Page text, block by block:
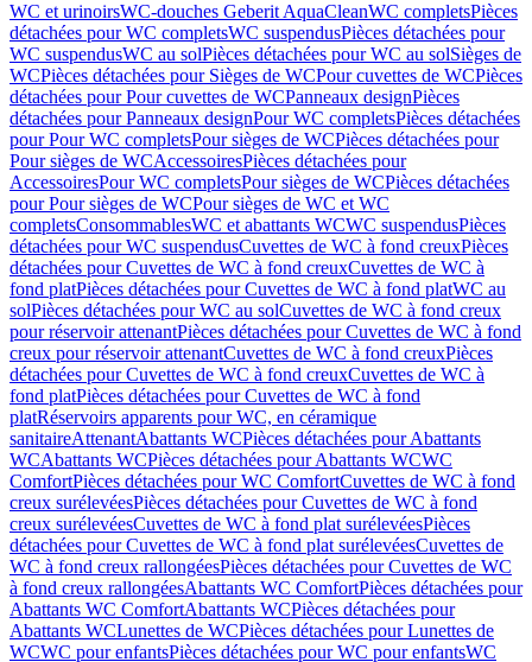
WC et urinoirsWC-douches Geberit AquaCleanWC completsPièces
détachées pour WC completsWC suspendusPièces détachées pour
WC suspendusWC au solPièces détachées pour WC au solSièges de
WCPièces détachées pour Sièges de WCPour cuvettes de WCPièces
détachées pour Pour cuvettes de WCPanneaux designPièces
détachées pour Panneaux designPour WC completsPièces détachées
pour Pour WC completsPour sièges de WCPièces détachées pour
Pour sièges de WCAccessoiresPièces détachées pour
AccessoiresPour WC completsPour sièges de WCPièces détachées
pour Pour sièges de WCPour sièges de WC et WC
completsConsommablesWC et abattants WCWC suspendusPièces
détachées pour WC suspendusCuvettes de WC à fond creuxPièces
détachées pour Cuvettes de WC à fond creuxCuvettes de WC à
fond platPièces détachées pour Cuvettes de WC à fond platWC au
solPièces détachées pour WC au solCuvettes de WC à fond creux
pour réservoir attenantPièces détachées pour Cuvettes de WC à fond
creux pour réservoir attenantCuvettes de WC à fond creuxPièces
détachées pour Cuvettes de WC à fond creuxCuvettes de WC à
fond platPièces détachées pour Cuvettes de WC à fond
platRéservoirs apparents pour WC, en céramique
sanitaireAttenantAbattants WCPièces détachées pour Abattants
WCAbattants WCPièces détachées pour Abattants WCWC
ComfortPièces détachées pour WC ComfortCuvettes de WC à fond
creux surélevéesPièces détachées pour Cuvettes de WC à fond
creux surélevéesCuvettes de WC à fond plat surélevéesPièces
détachées pour Cuvettes de WC à fond plat surélevéesCuvettes de
WC à fond creux rallongéesPièces détachées pour Cuvettes de WC
à fond creux rallongéesAbattants WC ComfortPièces détachées pour
Abattants WC ComfortAbattants WCPièces détachées pour
Abattants WCLunettes de WCPièces détachées pour Lunettes de
WCWC pour enfantsPièces détachées pour WC pour enfantsWC